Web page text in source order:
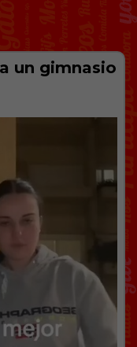
un gimnasio